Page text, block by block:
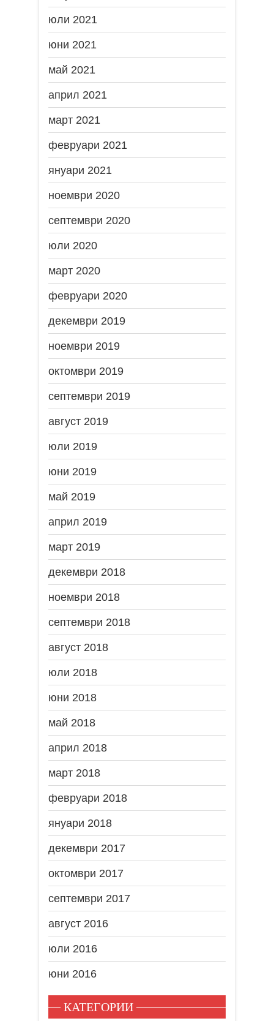
юли 2021
юни 2021
май 2021
април 2021
март 2021
февруари 2021
януари 2021
ноември 2020
септември 2020
юли 2020
март 2020
февруари 2020
декември 2019
ноември 2019
октомври 2019
септември 2019
август 2019
юли 2019
юни 2019
май 2019
април 2019
март 2019
декември 2018
ноември 2018
септември 2018
август 2018
юли 2018
юни 2018
май 2018
април 2018
март 2018
февруари 2018
януари 2018
декември 2017
октомври 2017
септември 2017
август 2016
юли 2016
юни 2016
КАТЕГОРИИ